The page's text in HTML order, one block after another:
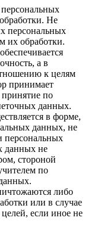
Не
персональных
их обработки.
а в
к целям
принимает
по
данных.
в форме,
данных, не
персональных
данных не
стороной
по
либо
или в случае
если иное не